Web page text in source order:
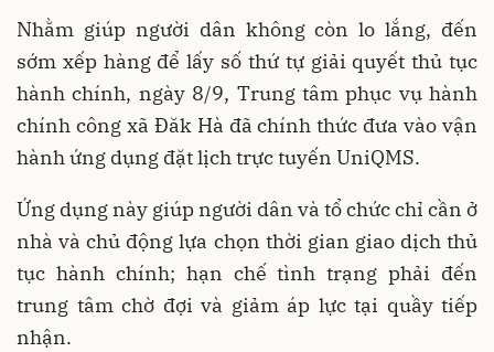
Nhằm giúp người dân không còn lo lắng, đến
sớm xếp hàng để lấy số thứ tự giải quyết thủ tục
hành chính, ngày 8/9, Trung tâm phục vụ hành
chính công xã Đăk Hà đã chính thức đưa vào vận
hành ứng dụng đặt lịch trực tuyến UniQMS.
Ứng dụng này giúp người dân và tổ chức chỉ cần ở
nhà và chủ động lựa chọn thời gian giao dịch thủ
tục hành chính; hạn chế tình trạng phải đến
trung tâm chờ đợi và giảm áp lực tại quầy tiếp
nhận.